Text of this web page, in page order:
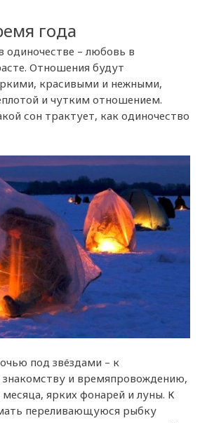
года
одиночестве – любовь в
Отношения будут
красивыми и нежными,
и чутким отношением.
сон трактует, как одиночество
под звёздами – к
и времяпровождению,
месяца, ярких фонарей и луны. К
переливающуюся рыбку